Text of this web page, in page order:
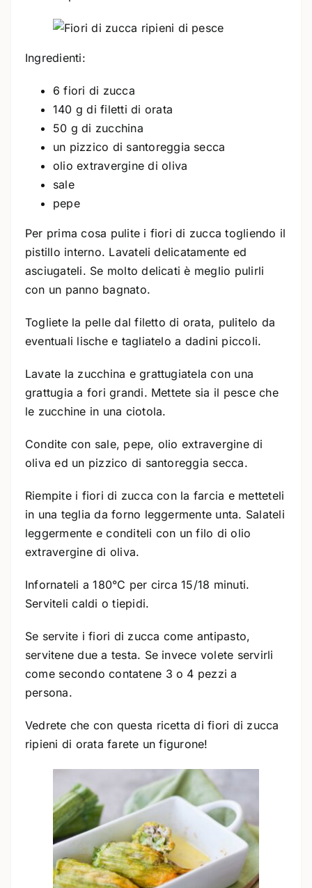
Ingredienti:
6 fiori di zucca
140 g di filetti di orata
50 g di zucchina
un pizzico di santoreggia secca
olio extravergine di oliva
sale
pepe
Per prima cosa pulite i fiori di zucca togliendo il
pistillo interno. Lavateli delicatamente ed
asciugateli. Se molto delicati è meglio pulirli
con un panno bagnato.
Togliete la pelle dal filetto di orata, pulitelo da
eventuali lische e tagliatelo a dadini piccoli.
Lavate la zucchina e grattugiatela con una
grattugia a fori grandi. Mettete sia il pesce che
le zucchine in una ciotola.
Condite con sale, pepe, olio extravergine di
oliva ed un pizzico di santoreggia secca.
Riempite i fiori di zucca con la farcia e metteteli
in una teglia da forno leggermente unta. Salateli
leggermente e conditeli con un filo di olio
extravergine di oliva.
Infornateli a 180°C per circa 15/18 minuti.
Serviteli caldi o tiepidi.
Se servite i fiori di zucca come antipasto,
servitene due a testa. Se invece volete servirli
come secondo contatene 3 o 4 pezzi a
persona.
Vedrete che con questa ricetta di fiori di zucca
ripieni di orata farete un figurone!